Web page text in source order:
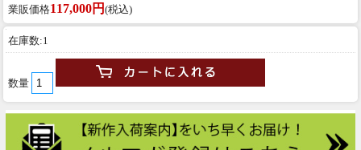
業販価格117,000円 (税込)
在庫数:1
数量